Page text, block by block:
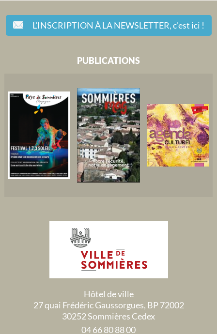
L'INSCRIPTION À LA NEWSLETTER,c'est ici !
PUBLICATIONS
Hôtel de ville
27 quai Frédéric Gaussorgues, BP 72002
30252 Sommières Cedex
04 66 80 88 00